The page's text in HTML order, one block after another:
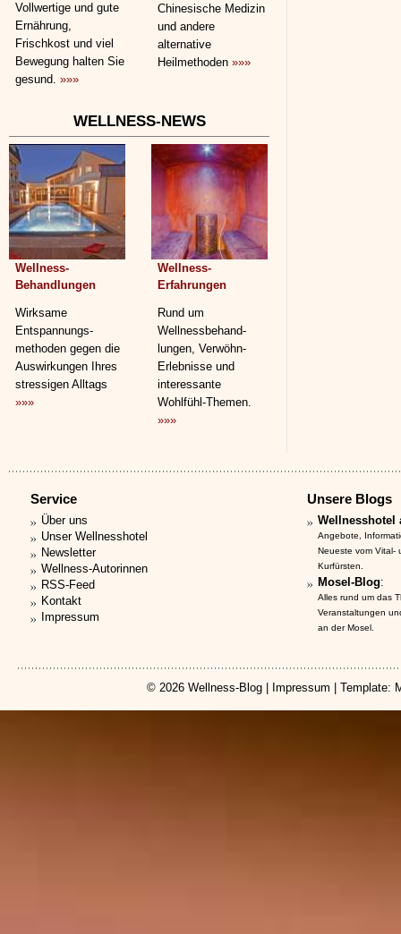
Vollwertige und gute
Ernährung,
Frischkost und viel
Bewegung halten Sie
gesund. »»»
Chinesische Medizin
und andere
alternative
Heilmethoden »»»
WELLNESS-NEWS
Wellness-
Behandlungen
Wirksame
Entspannungs­
methoden gegen die
Auswirkungen Ihres
stressigen Alltags
»»»
Wellness-
Erfahrungen
Rund um
Wellnessbehand­
lungen, Verwöhn-
Erlebnisse und
interessante
Wohlfühl-Themen.
»»»
Service
Über uns
Unser Wellnesshotel
Newsletter
Wellness-Autorinnen
RSS-Feed
Kontakt
Impressum
Unsere Blogs
Wellnesshotel
Angebote,
Neueste vom Vital-
Kurfürsten.
Mosel-Blog:
Alles rund um das
Veranstaltungen
an der Mosel.
© 2026 Wellness-Blog Impressum | Template: